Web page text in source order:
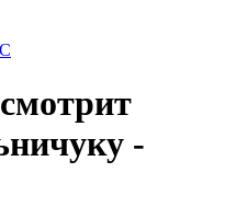
-